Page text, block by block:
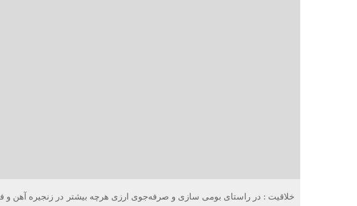
خلاقیت : در راستای بومی سازی و صرفه‌جوی ارزی هرچه بیشتر در زنجیره آهن و